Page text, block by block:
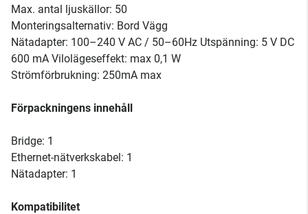
Max. antal ljuskällor: 50
Monteringsalternativ: Bord Vägg
Nätadapter: 100–240 V AC / 50–60Hz Utspänning: 5 V DC
600 mA Vilolägeseffekt: max 0,1 W
Strömförbrukning: 250mA max
Förpackningens innehåll
Bridge: 1
Ethernet-nätverkskabel: 1
Nätadapter: 1
Kompatibilitet